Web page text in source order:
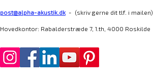
post@alpha-akustik.dk- (skriv gerne dit tlf. i mailen)
Hovedkontor: Rabalderstræde 7, 1.th, 4000 Roskilde